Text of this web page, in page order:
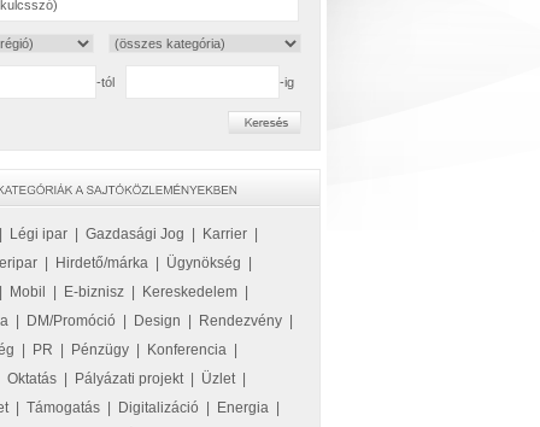
-tól -ig
Légi ipar Gazdasági Jog Karrier
Hirdető/márka Ügynökség
Mobil E-biznisz Kereskedelem
DM/Promóció Design Rendezvény
PR Pénzügy Konferencia
Oktatás Pályázati projekt| Üzlet|
| Támogatás Digitalizáció Energia